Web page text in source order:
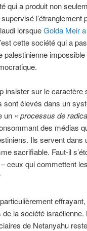
qui a produit non
lorsqueGolda Meir
cette société qui a
palestinienne
insister sur le
sont élevés dans un
un « processus de
des médias
Ils servent dans
sacrifiable. Faut-il
ceux qui commettent
la société
de Netanyahu